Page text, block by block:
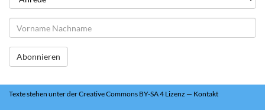
Abonnieren
Textestehen unter derCreative Commons BY-SA 4 Lizenz — Kontakt